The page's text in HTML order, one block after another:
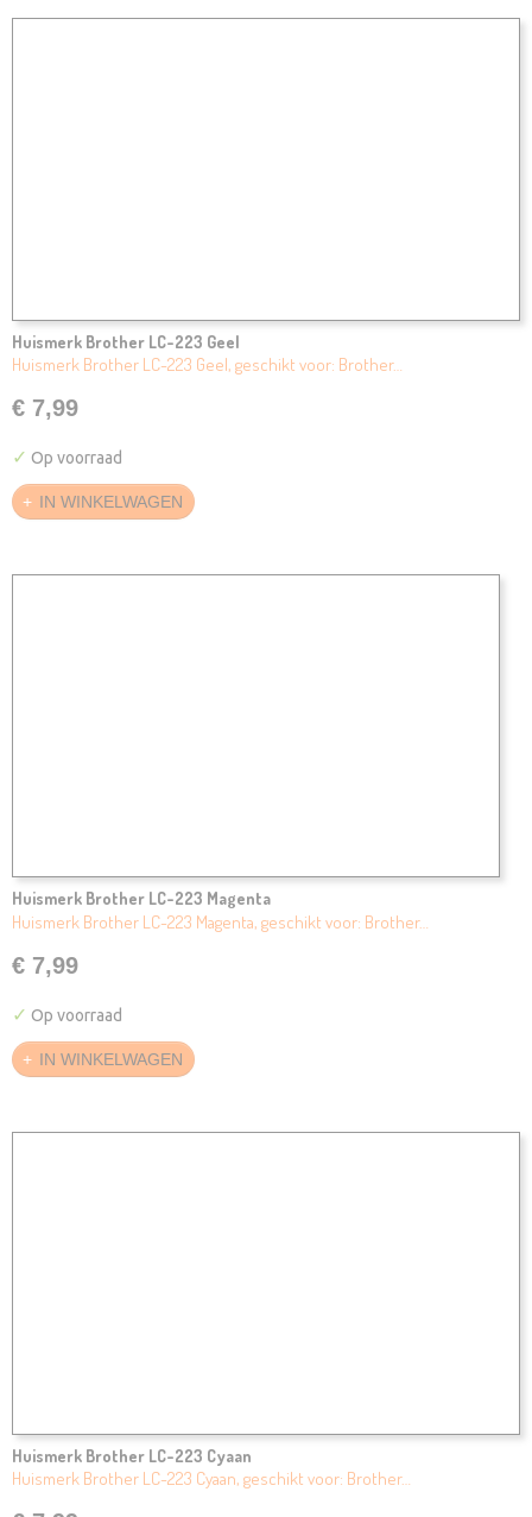
Huismerk Brother LC-223 Geel
Huismerk Brother LC-223 Geel, geschikt voor: Brother…
€ 7,99
✓ Op voorraad
IN WINKELWAGEN
Huismerk Brother LC-223 Magenta
Huismerk Brother LC-223 Magenta, geschikt voor: Brother…
€ 7,99
✓ Op voorraad
IN WINKELWAGEN
Huismerk Brother LC-223 Cyaan
Huismerk Brother LC-223 Cyaan, geschikt voor: Brother…